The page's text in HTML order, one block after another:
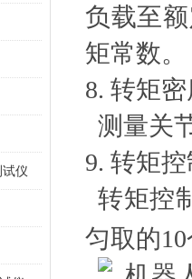
仪
负载至
矩常数。
8. 转矩
测量关
9. 转矩
转矩控
匀取的